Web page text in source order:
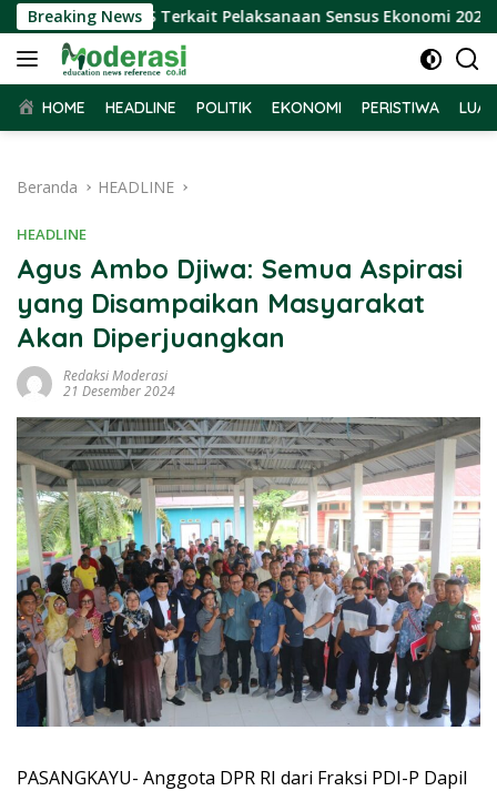
Langsung
ke
konten
Breaking News
BPS Terkait Pelaksanaan Sensus Ekonomi 2026
HOME HEADLINE POLITIK EKONOMI PERISTIWA
Beranda HEADLINE
HEADLINE
Agus Ambo Djiwa: Semua Aspirasi
yang Disampaikan Masyarakat
Akan Diperjuangkan
Redaksi Moderasi
21 Desember 2024
PASANGKAYU- Anggota DPR RI dari Fraksi PDI-P Dapil